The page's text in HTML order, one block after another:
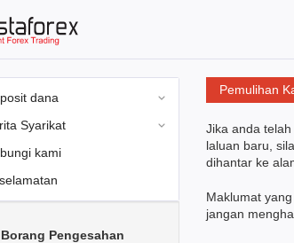
dana
Syarikat
kami
Borang Pengesahan
Pemulihan
Jika anda
laluan baru,
dihantar ke
Maklumat
jangan